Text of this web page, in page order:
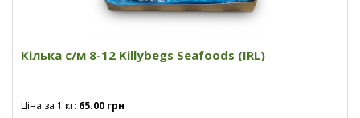
Кілька с/м 8-12 Killybegs Seafoods (IRL)
Ціна за 1 кг: 65.00 грн